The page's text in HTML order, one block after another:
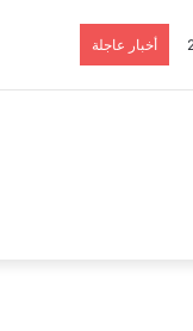
أخبار عاجلة